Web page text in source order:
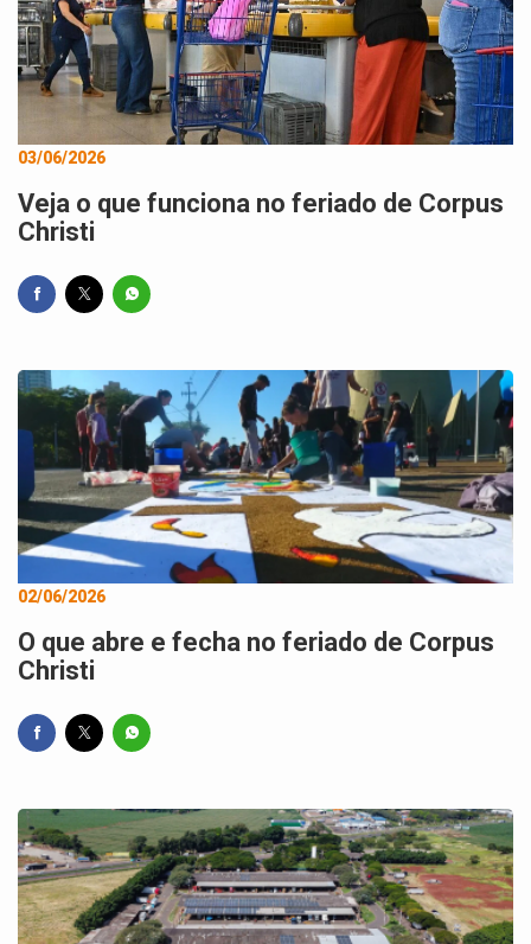
03/06/2026
Veja o que funciona no feriado de Corpus
Christi
02/06/2026
O que abre e fecha no feriado de Corpus
Christi